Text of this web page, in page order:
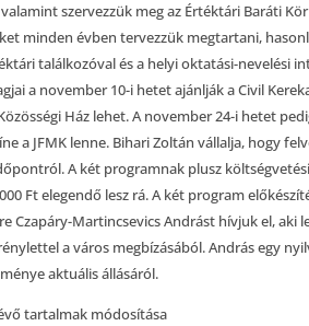
szervezzük meg az Értéktári Baráti
minden évben tervezzük megtartani,
találkozóval és a helyi oktatási-nevelési
a november 10-i hetet ajánlják a Civil
Ház lehet. A november 24-i hetet
a JFMK lenne. Bihari Zoltán vállalja, hogy
A két programnak plusz
Ft elegendő lesz rá. A két program
Czapáry-Martincsevics Andrást hívjuk el,
a város megbízásából. András egy
aktuális állásáról.
tartalmak módosítása